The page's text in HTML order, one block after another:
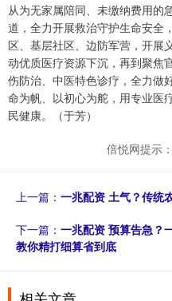
从为无家属陪同、未缴纳费用的
道，全力开展救治守护生命安全
区、基层社区、边防军营，开展
动优质医疗资源下沉，再到聚焦
伤防治、中医特色诊疗，全力做
命为帆、以初心为舵，用专业医
民健康。（于芳）
倍悦网提示
上一篇： 一兆配资 土气？传统
下一篇： 一兆配资 预算告急？
教你精打细算省到底